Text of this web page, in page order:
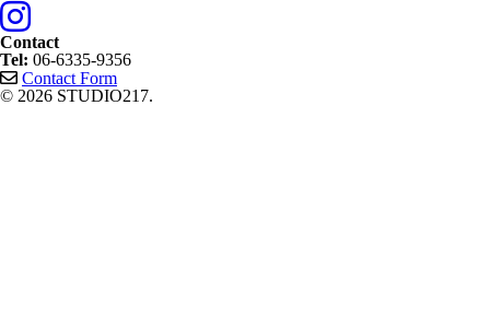
Contact
Tel: 06-6335-9356
Contact Form
© 2026 STUDIO217.